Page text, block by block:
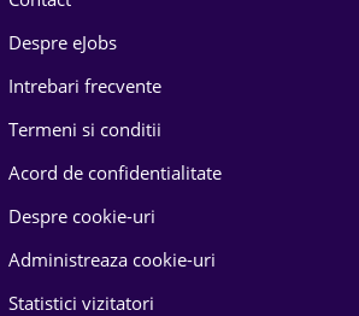
Despre eJobs
Intrebari frecvente
Termeni si conditii
Acord de confidentialitate
Despre cookie-uri
Administreaza cookie-uri
Statistici vizitatori